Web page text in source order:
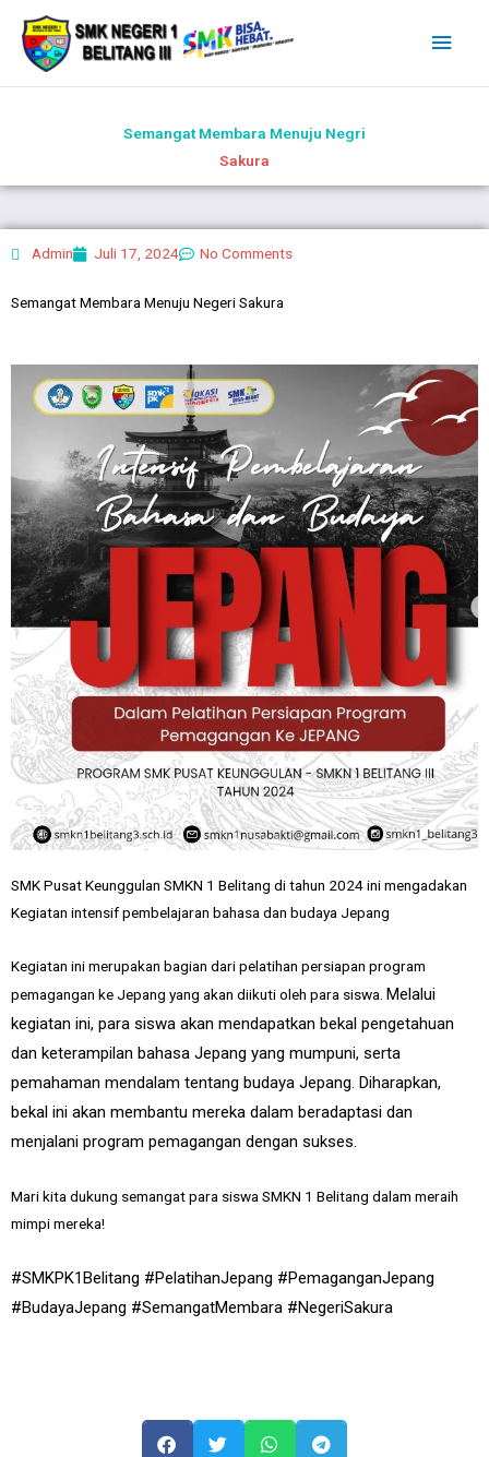
Lewati
konten
Semangat Membara Menuju Negri
Sakura
Admin Juli 17, 2024 No Comments
Semangat Membara Menuju Negeri Sakura
SMK Pusat Keunggulan SMKN 1 Belitang di tahun 2024 ini mengadakan
Kegiatan intensif pembelajaran bahasa dan budaya Jepang
Kegiatan ini merupakan bagian dari pelatihan persiapan program
pemagangan ke Jepang yang akan diikuti oleh para siswa. Melalui
kegiatan ini, para siswa akan mendapatkan bekal pengetahuan
dan keterampilan bahasa Jepang yang mumpuni, serta
pemahaman mendalam tentang budaya Jepang. Diharapkan,
bekal ini akan membantu mereka dalam beradaptasi dan
menjalani program pemagangan dengan sukses.
Mari kita dukung semangat para siswa SMKN 1 Belitang dalam meraih
mimpi mereka!
#SMKPK1Belitang #PelatihanJepang #PemaganganJepang
#BudayaJepang #SemangatMembara #NegeriSakura